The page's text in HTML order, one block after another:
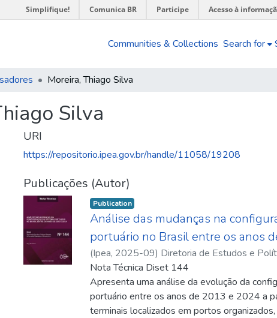
Simplifique! Comunica BR Participe Acesso à
Communities & Collections Search for
Moreira, Thiago Silva
Silva
URI
https://repositorio.ipea.gov.br/handle/11058/19208
Publicações (Autor)
Publication
Análise das mudanças na
portuário no Brasil entre os anos
(Ipea, 2025-09) Diretoria de Estudos e
Inovação, Regulação e Infraestrutura - DISET
Nota Técnica Diset 144
Apresenta uma análise da evolução da
portuário entre os anos de 2013 e 2024 a
terminais localizados em portos organizados,